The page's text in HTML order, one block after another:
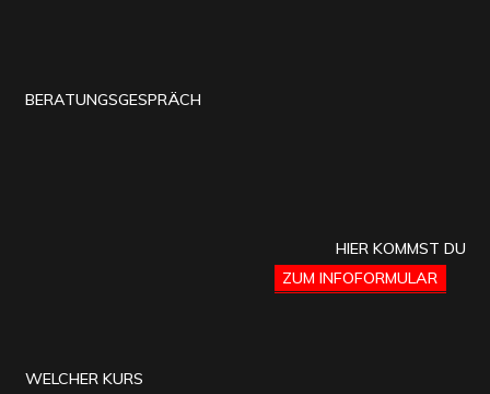
BERATUNGSGESPRÄCH
HIER KOMMST DU
ZUM INFOFORMULAR
WELCHER KURS